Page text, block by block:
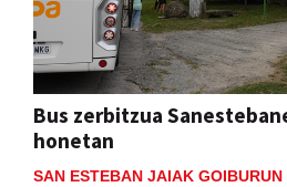
Bus zerbitzua
honetan
SAN ESTEBAN JAIAK GOIBURUN